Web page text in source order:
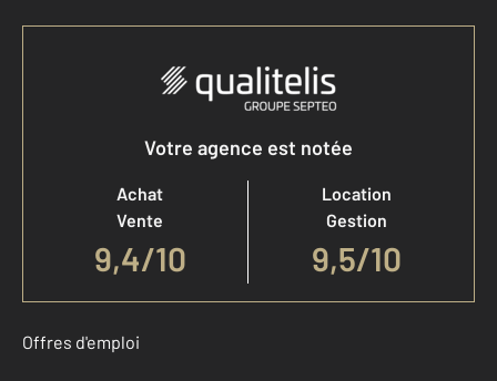
Votre agence est notée
Achat
Vente
9,4/10
Location
Gestion
9,5/10
Offres d'emploi